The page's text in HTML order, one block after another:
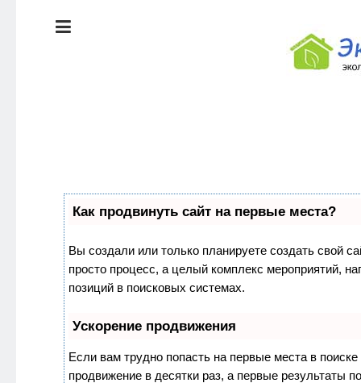
ЭКОЛОГИЯ
СТИЛЬ
ЖИЗНИ
ЭКОЛОГИЯ
КРАСОТА И
ЗДОРОВЬЕ
Как продвинуть сайт на первые места?
Вы создали или только планируете создать свой
просто процесс, а целый комплекс мероприятий,
позиций в поисковых системах.
Ускорение продвижения
Если вам трудно попасть на первые места в
продвижение в десятки раз, а первые результаты